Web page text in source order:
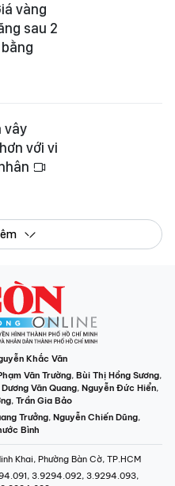
vàng
sau 2
vây
với vi
Khắc Văn
Văn Trường, Bùi Thị Hồng Sương,
Dương Văn Quang, Nguyễn Đức Hiển,
, Trần Gia Bảo
Trưởng, Nguyễn Chiến Dũng,
Bình
Khai, Phường Bàn Cờ, TP.HCM
3.9294.092, 3.9294.093,